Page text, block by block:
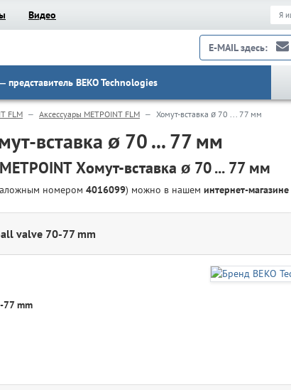
Видео
E-MAIL здесь:
представитель BEKO Technologies
FLM Аксессуары METPOINT FLM Хомут-вставка ø 70 ... 77 мм
вставка ø 70 ... 77 мм
Хомут-вставка ø 70 ... 77 мм
номером 4016099) можно в нашем интернет-магазине
valve 70-77 mm
77 mm